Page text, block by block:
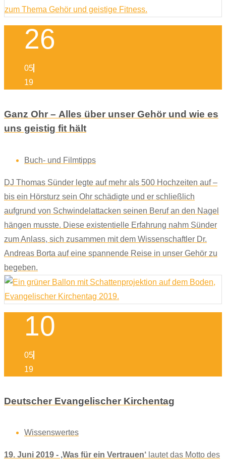
26
05
19
Ganz Ohr – Alles über unser Gehör und wie es
uns geistig fit hält
Buch- und Filmtipps
DJ Thomas Sünder legte auf mehr als 500 Hochzeiten auf –
bis ein Hörsturz sein Ohr schädigte und er schließlich
aufgrund von Schwindelattacken seinen Beruf an den Nagel
hängen musste. Diese existentielle Erfahrung nahm Sünder
zum Anlass, sich zusammen mit dem Wissenschaftler Dr.
Andreas Borta auf eine spannende Reise in unser Gehör zu
begeben.
10
05
19
Deutscher Evangelischer Kirchentag
Wissenswertes
19. Juni 2019 - ‚Was für ein Vertrauen‘ lautet das Motto des